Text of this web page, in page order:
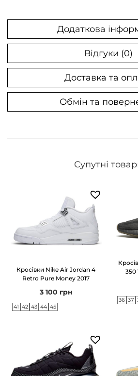
s
m
к
Додаткова
Відгуки (0)
Доставка та
Обмін та
Супутні
Кросівки Nike Air Jordan 4
Retro Pure Money 2017
3 100 грн
41 42 43 44 45
350
36 37